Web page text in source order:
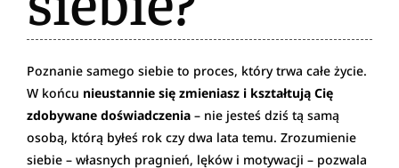
Poznanie samego siebie to proces, który trwa całe życie.
W końcu nieustannie się zmieniasz i kształtują Cię
zdobywane doświadczenia – nie jesteś dziś tą samą
osobą, którą byłeś rok czy dwa lata temu. Zrozumienie
siebie – własnych pragnień, lęków i motywacji – pozwala